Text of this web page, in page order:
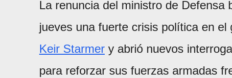
La renuncia del ministro de Defensa
jueves una fuerte crisis política en
Keir Starmer y abrió nuevos
para reforzar sus fuerzas armadas